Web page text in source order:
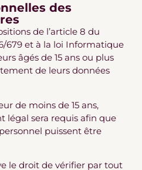
des
de l’article 8 du
679 et à la loi Informatique
âgés de 15 ans ou plus
de leurs données
de moins de 15 ans,
légal sera requis afin que
puissent être
le droit de vérifier par tout